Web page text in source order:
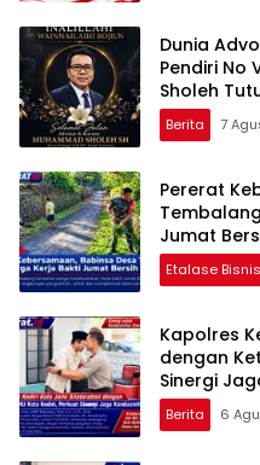
Dunia
Pendiri No
Sholeh
Berita 7
Pererat
Jumat
Etalase Bisnis
Kapolres
dengan
Sinergi
Berita 6